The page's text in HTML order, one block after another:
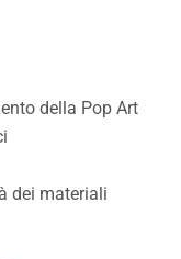
della Pop Art
dei materiali